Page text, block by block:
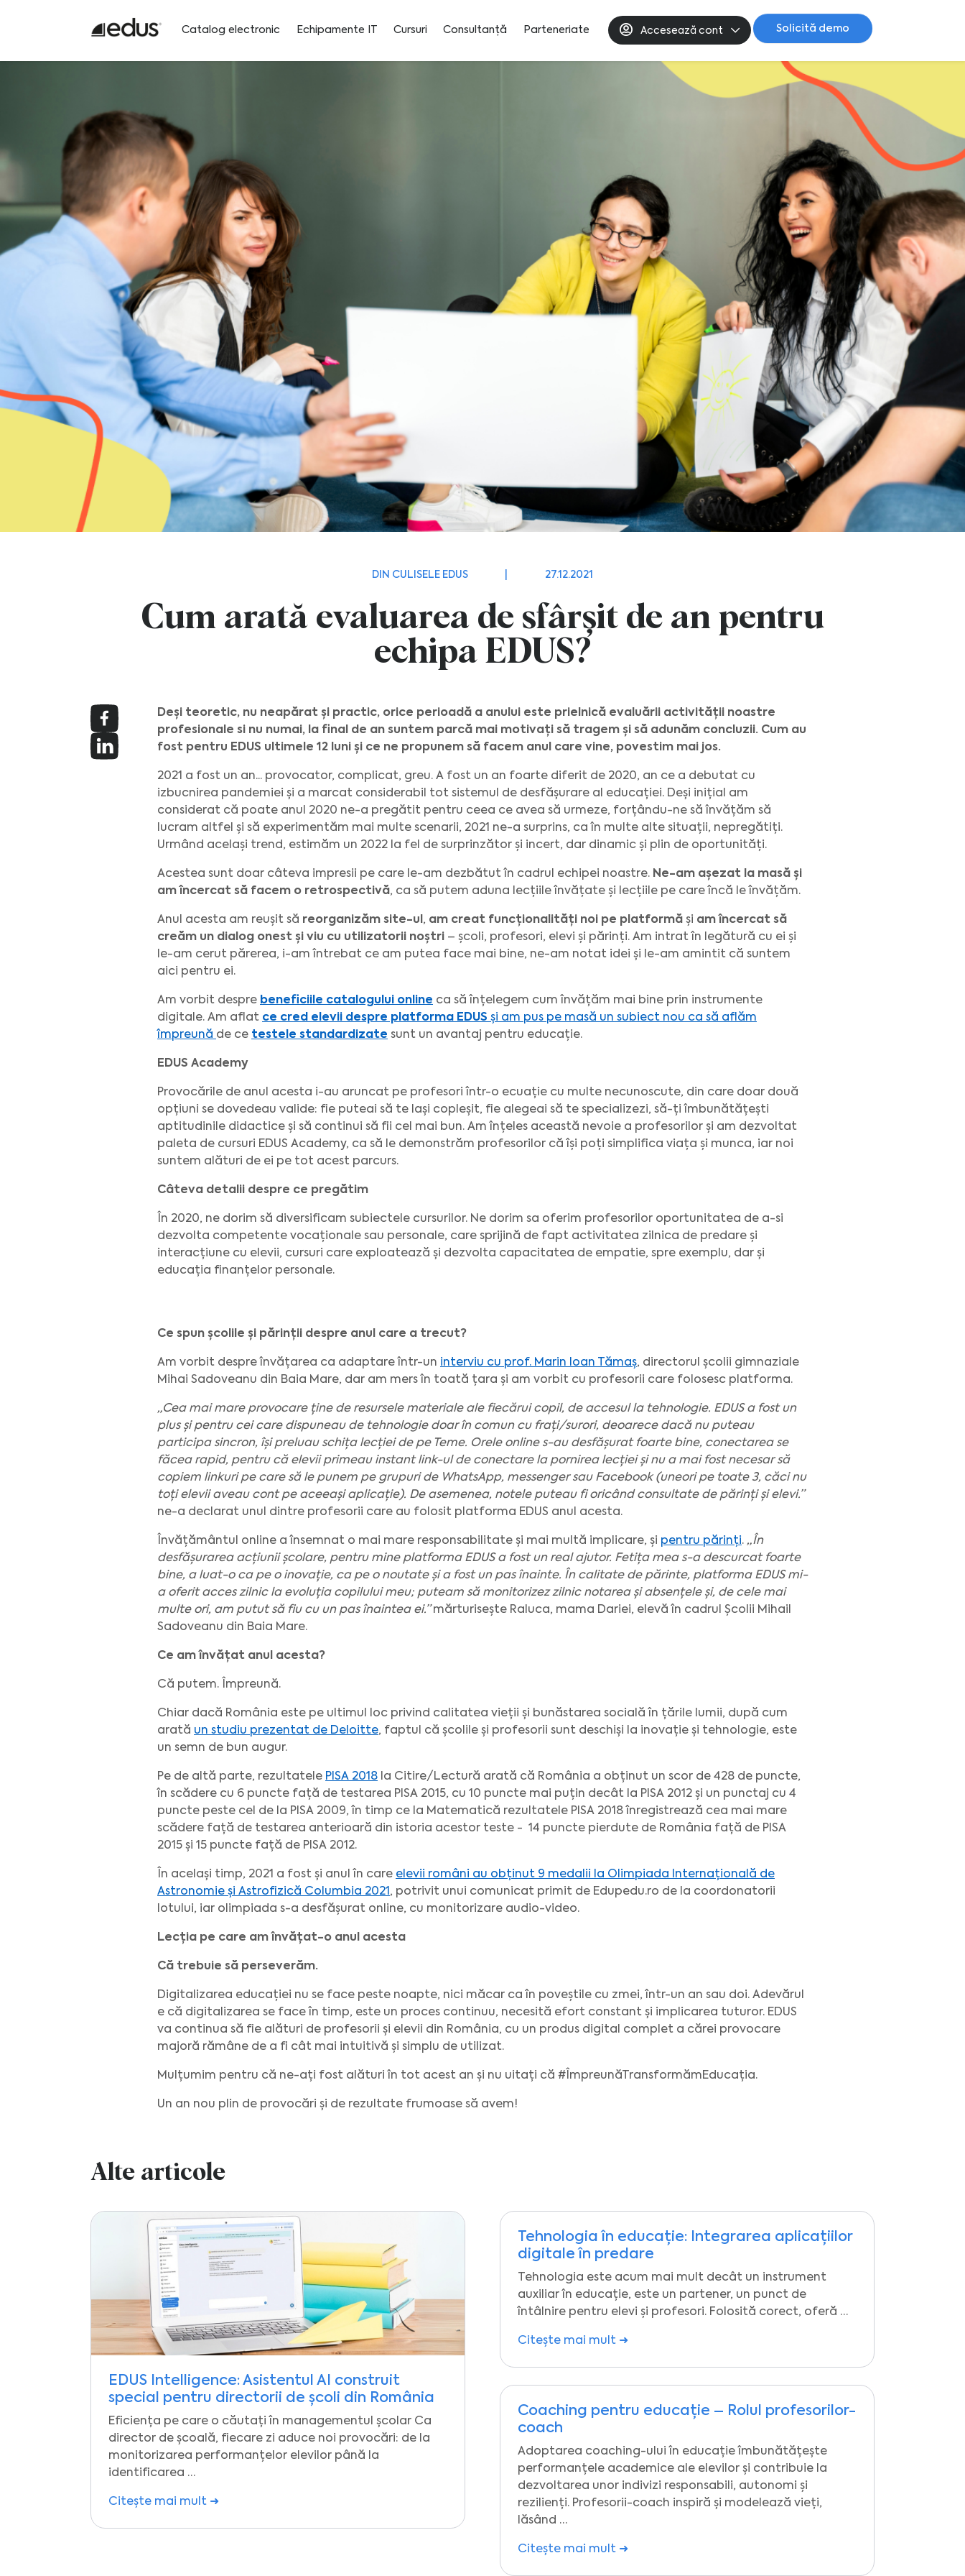
Catalog electronic Echipamente IT Cursuri Consultanță Parteneriate Accesează cont Solicită demo
DIN CULISELE EDUS 27.12.2021
Cum arată evaluarea de sfârșit de an pentru
echipa EDUS?
Deși teoretic, nu neapărat și practic, orice perioadă a anului este prielnică evaluării activității noastre
profesionale si nu numai, la final de an suntem parcă mai motivați să tragem și să adunăm concluzii. Cum au
fost pentru EDUS ultimele 12 luni și ce ne propunem să facem anul care vine, povestim mai jos.
2021 a fost un an... provocator, complicat, greu. A fost un an foarte diferit de 2020, an ce a debutat cu
izbucnirea pandemiei și a marcat considerabil tot sistemul de desfășurare al educației. Deși inițial am
considerat că poate anul 2020 ne-a pregătit pentru ceea ce avea să urmeze, forțându-ne să învățăm să
lucram altfel și să experimentăm mai multe scenarii, 2021 ne-a surprins, ca în multe alte situații, nepregătiți.
Urmând același trend, estimăm un 2022 la fel de surprinzător și incert, dar dinamic și plin de oportunități.
Acestea sunt doar câteva impresii pe care le-am dezbătut în cadrul echipei noastre. Ne-am așezat la masă și
am încercat să facem o retrospectivă, ca să putem aduna lecțiile învățate și lecțiile pe care încă le învățăm.
Anul acesta am reușit să reorganizăm site-ul , am creat funcționalități noi pe platformă și am încercat să
creăm un dialog onest și viu cu utilizatorii noștri – școli, profesori, elevi și părinți. Am intrat în legătură cu ei și
le-am cerut părerea, i-am întrebat ce am putea face mai bine, ne-am notat idei și le-am amintit că suntem
aici pentru ei.
Am vorbit despre beneficiile catalogului online ca să înțelegem cum învățăm mai bine prin instrumente
digitale. Am aflat ce cred elevii despre platforma EDUS și am pus pe masă un subiect nou ca să aflăm
împreună de ce testele standardizate sunt un avantaj pentru educație.
EDUS Academy
Provocările de anul acesta i-au aruncat pe profesori într-o ecuație cu multe necunoscute, din care doar două
opțiuni se dovedeau valide: fie puteai să te lași copleșit, fie alegeai să te specializezi, să-ți îmbunătățești
aptitudinile didactice și să continui să fii cel mai bun. Am înțeles această nevoie a profesorilor și am dezvoltat
paleta de cursuri EDUS Academy, ca să le demonstrăm profesorilor că își poți simplifica viața și munca, iar noi
suntem alături de ei pe tot acest parcurs.
Câteva detalii despre ce pregătim
În 2020, ne dorim să diversificam subiectele cursurilor. Ne dorim sa oferim profesorilor oportunitatea de a-si
dezvolta competente vocaționale sau personale, care sprijină de fapt activitatea zilnica de predare și
interacțiune cu elevii, cursuri care exploatează și dezvolta capacitatea de empatie, spre exemplu, dar și
educația finanțelor personale.
Ce spun școlile și părinții despre anul care a trecut?
Am vorbit despre învățarea ca adaptare într-un interviu cu prof. Marin Ioan Tămaș, directorul școlii gimnaziale
Mihai Sadoveanu din Baia Mare, dar am mers în toată țara și am vorbit cu profesorii care folosesc platforma.
„Cea mai mare provocare ține de resursele materiale ale fiecărui copil, de accesul la tehnologie. EDUS a fost un
plus și pentru cei care dispuneau de tehnologie doar în comun cu frați/surori, deoarece dacă nu puteau
participa sincron, își preluau schița lecției de pe Teme. Orele online s-au desfășurat foarte bine, conectarea se
făcea rapid, pentru că elevii primeau instant link-ul de conectare la pornirea lecției și nu a mai fost necesar să
copiem linkuri pe care să le punem pe grupuri de WhatsApp, messenger sau Facebook (uneori pe toate 3, căci nu
toți elevii aveau cont pe aceeași aplicație). De asemenea, notele puteau fi oricând consultate de părinți și elevi.”
ne-a declarat unul dintre profesorii care au folosit platforma EDUS anul acesta.
Învățământul online a însemnat o mai mare responsabilitate și mai multă implicare, și pentru părinți. „În
desfășurarea acțiunii școlare, pentru mine platforma EDUS a fost un real ajutor. Fetița mea s-a descurcat foarte
bine, a luat-o ca pe o inovație, ca pe o noutate și a fost un pas înainte. În calitate de părinte, platforma EDUS mi-
a oferit acces zilnic la evoluția copilului meu; puteam să monitorizez zilnic notarea și absențele și, de cele mai
multe ori, am putut să fiu cu un pas înaintea ei.”mărturisește Raluca, mama Dariei, elevă în cadrul Școlii Mihail
Sadoveanu din Baia Mare.
Ce am învățat anul acesta?
Că putem. Împreună.
Chiar dacă România este pe ultimul loc privind calitatea vieții și bunăstarea socială în țările lumii, după cum
arată un studiu prezentat de Deloitte, faptul că școlile și profesorii sunt deschiși la inovație și tehnologie, este
un semn de bun augur.
Pe de altă parte, rezultatele PISA 2018 la Citire/Lectură arată că România a obținut un scor de 428 de puncte,
în scădere cu 6 puncte față de testarea PISA 2015, cu 10 puncte mai puțin decât la PISA 2012 și un punctaj cu 4
puncte peste cel de la PISA 2009, în timp ce la Matematică rezultatele PISA 2018 înregistrează cea mai mare
scădere față de testarea anterioară din istoria acestor teste - 14 puncte pierdute de România față de PISA
2015 și 15 puncte față de PISA 2012.
În același timp, 2021 a fost și anul în care elevii români au obținut 9 medalii la Olimpiada Internațională de
Astronomie și Astrofizică Columbia 2021 , potrivit unui comunicat primit de Edupedu.ro de la coordonatorii
lotului, iar olimpiada s-a desfășurat online, cu monitorizare audio-video.
Lecția pe care am învățat-o anul acesta
Că trebuie să perseverăm.
Digitalizarea educației nu se face peste noapte, nici măcar ca în poveștile cu zmei, într-un an sau doi. Adevărul
e că digitalizarea se face în timp, este un proces continuu, necesită efort constant și implicarea tuturor. EDUS
va continua să fie alături de profesorii și elevii din România, cu un produs digital complet a cărei provocare
majoră rămâne de a fi cât mai intuitivă și simplu de utilizat.
Mulțumim pentru că ne-ați fost alături în tot acest an și nu uitați că #ÎmpreunăTransformămEducația.
Un an nou plin de provocări și de rezultate frumoase să avem!
Alte articole
EDUS Intelligence: Asistentul AI construit
special pentru directorii de școli din România
Eficiența pe care o căutați în managementul școlar Ca
director de școală, fiecare zi aduce noi provocări: de la
monitorizarea performanțelor elevilor până la
identificarea …
Citește mai mult ➜
Tehnologia în educație: Integrarea aplicațiilor
digitale în predare
Tehnologia este acum mai mult decât un instrument
auxiliar în educație, este un partener, un punct de
întâlnire pentru elevi și profesori. Folosită corect, oferă …
Citește mai mult ➜
Coaching pentru educație – Rolul profesorilor-
coach
Adoptarea coaching-ului în educație îmbunătățește
performanțele academice ale elevilor și contribuie la
dezvoltarea unor indivizi responsabili, autonomi și
rezilienți. Profesorii-coach inspiră și modelează vieți,
lăsând …
Citește mai mult ➜